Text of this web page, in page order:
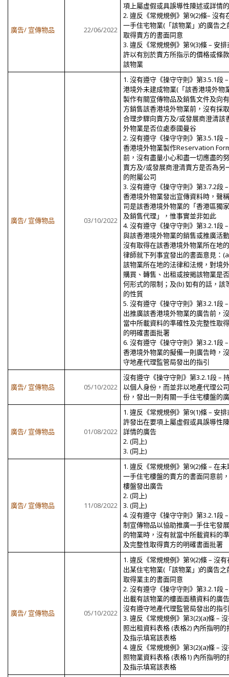
廣告/ 宣傳物品 22/06/2022
項上屬虛假或具誤導性陳述或詳情
2. 違反《常規規例》第9(2)條– 沒有
一手住宅物業(「該物業」)的廣告之
取得賣方的書面同意
3. 違反《常規規例》第9(3)條 – 安排
許以有別於賣方所指示的價格或條
該物業
廣告/ 宣傳物品 03/10/2022
1. 沒有遵守《操守守則》第3.5.1段
港境外未建成物業(「該香港境外物
製作有關宣傳物品及銷售文件及向
方銷售該香港境外物業前，沒有採
合理步驟向賣方及/或發展商澄清該
外物業是否位處泰國曼谷
2. 沒有遵守《操守守則》第3.5.1段
香港境外物業製作Reservation
前，沒有盡量小心和盡一切應盡的
賣方及/或發展商澄清賣方是否為另
的附屬公司
3. 沒有遵守《操守守則》第3.7.2段
香港境外物業發出宣傳資料時，聲
司是該香港境外物業的「香港區獨
及銷售代理」，惟事實並非如此
4. 沒有遵守《操守守則》第3.2.1段
與該香港境外物業的銷售或推廣活
沒有取得在該香港境外物業所在地
律師就下列事宜發出的書面意見：
該物業所在地的法律和法規，對境
購買、轉售、出租或按揭該物業是
何形式的限制；及(b) 如有的話，該
的性質
5. 沒有遵守《操守守則》第3.2.1段
出推廣該香港境外物業的廣告前，
當中所載資料的準確性及完整性取
的明確書面批署
6. 沒有遵守《操守守則》第3.2.1段
香港境外物業的擬備一則廣告時，
守地產代理監管局發出的指引
廣告/ 宣傳物品 05/10/2022
沒有遵守《操守守則》第3.2.1段 –
以個人身份，而並非以地產代理公
份，發出一則有關一手住宅樓盤的
廣告/ 宣傳物品 01/08/2022
1. 違反《常規規例》第9(1)條 – 安排
許發出在要項上屬虛假或具誤導性
詳情的廣告
2. (同上)
3. (同上)
廣告/ 宣傳物品 11/08/2022
1. 違反《常規規例》第9(2)條 – 在未
一手住宅樓盤的賣方的書面同意前
樓盤發出廣告
2. (同上)
3. (同上)
4. 沒有遵守《操守守則》第3.2.1段
制宣傳物品以協助推廣一手住宅發
的物業時，沒有就當中所載資料的
及完整性取得賣方的明確書面批署
廣告/ 宣傳物品 05/10/2022
1. 違反《常規規例》第9(2)條 – 沒有
出某住宅物業(「該物業」)的廣告之
取得業主的書面同意
2. 沒有遵守《操守守則》第3.2.1段
出載有該物業的樓面面積資料的廣
沒有遵守地產代理監管局發出的指引
3. 違反《常規規例》第3(2)(a)條 –
照出租資料表格 (表格2) 內所指明的
及指示填寫該表格
4. 違反《常規規例》第3(2)(a)條 –
照物業資料表格 (表格1) 內所指明的
及指示填寫該表格